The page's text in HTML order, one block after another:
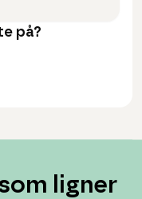
på?
ligner